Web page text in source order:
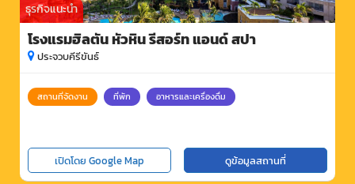
ธุรกิจแนะนำ
โรงแรมฮิลตัน หัวหิน รีสอร์ท แอนด์ สปา
ประจวบคีรีขันธ์
สถานที่จัดงาน ที่พัก อาหารและเครื่องดื่ม
เปิดโดย Google Map ดูข้อมูลสถานที่